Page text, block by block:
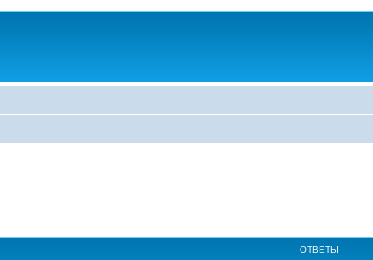
ОТВЕТЫ